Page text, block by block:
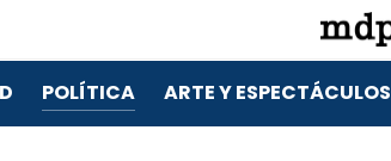
POLÍTICA ARTE Y ESPECTÁCULOS